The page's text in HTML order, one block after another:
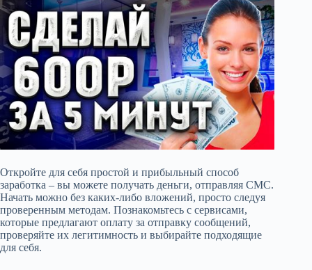
Откройте для себя простой и прибыльный способ
заработка – вы можете получать деньги, отправляя СМС.
Начать можно без каких-либо вложений, просто следуя
проверенным методам. Познакомьтесь с сервисами,
которые предлагают оплату за отправку сообщений,
проверяйте их легитимность и выбирайте подходящие
для себя.